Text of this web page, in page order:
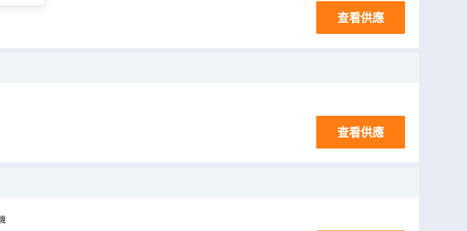
查看供應
查看供應